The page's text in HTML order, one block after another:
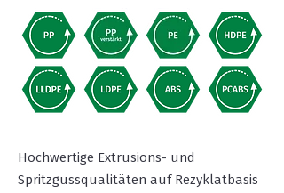
Hochwertige Extrusions- und
Spritzgussqualitäten auf Rezyklatbasis